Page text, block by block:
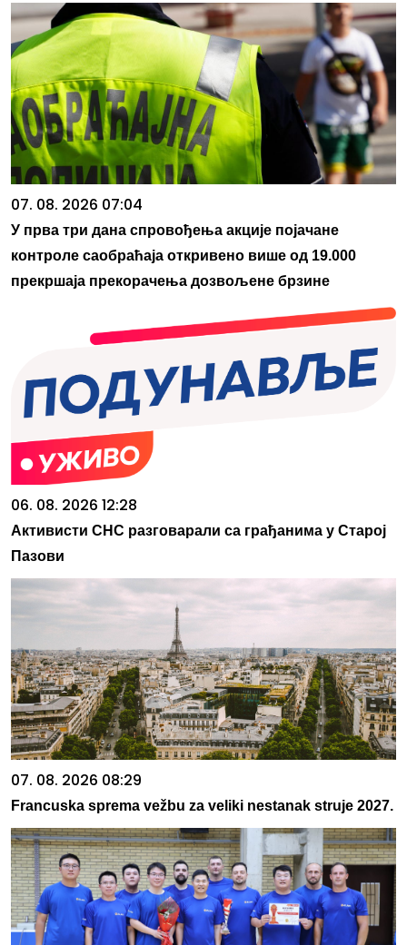
07. 08. 2026 07:04
У прва три дана спровођења акције појачане
контроле саобраћаја откривено више од 19.000
прекршаја прекорачења дозвољене брзине
06. 08. 2026 12:28
Активисти СНС разговарали са грађанима у Старој
Пазови
07. 08. 2026 08:29
Francuska sprema vežbu za veliki nestanak struje 2027.